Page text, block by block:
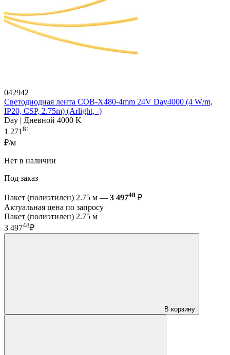
042942
Светодиодная лента COB-X480-4mm 24V Day4000 (4 W/m,
IP20, CSP, 2.75m) (Arlight, -)
Day | Дневной 4000 K
1 27181
₽/м
Нет в наличии
Под заказ
Пакет (полиэтилен) 2.75 м — 3 49748 ₽
Актуальная цена по запросу
Пакет (полиэтилен) 2.75 м
3 49748₽
В корзину